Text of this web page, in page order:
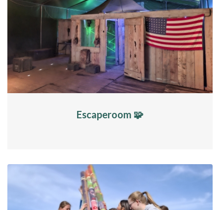
Escaperoom 🧩